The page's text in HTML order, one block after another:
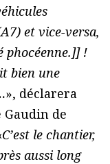
et vice-versa,
phocéenne.]] !
bien une
», déclarera
Gaudin de
C’est le chantier,
aussi long